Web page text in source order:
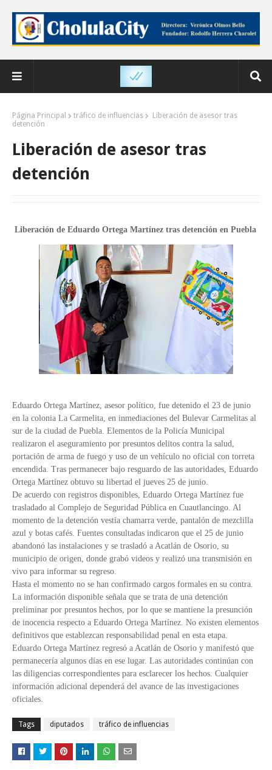
Página Principal tráfico de influencias
Liberación de asesor tras
detención
Liberación de asesor tras
detención
Liberación de Eduardo Ortega Martínez tras detención en Puebla
Eduardo Ortega Martínez, asesor político, fue detenido el 23 de junio
en la colonia La Carmelita, en inmediaciones del Bulevar Carmelitas al
sur de la ciudad de Puebla. Elementos de la Policía Municipal
realizaron el aseguramiento por presuntos delitos contra la salud,
portación de arma de fuego y uso de un vehículo no oficial con torreta
encendida. Tras permanecer bajo resguardo de las autoridades, Eduardo
Ortega Martínez obtuvo su libertad el jueves 25 de junio.
De acuerdo con registros disponibles, Eduardo Ortega Martínez fue
trasladado al Complejo de Seguridad Pública en Cuautlancingo. Al
momento de la detención vestía chamarra verde, pantalón de mezclilla
azul y botas cafés. Fuentes consultadas indicaron que el 25 de junio
abandonó las instalaciones y se trasladó a Acatlán de Osorio, su
municipio de origen, donde grabó videos y realizó una transmisión en
vivo para informar su regreso.
Hasta el momento no se han confirmado cargos formales en su contra.
La información disponible señala que se trata de una detención
preliminar por presuntos hechos, por lo que se mantiene la presunción
de inocencia respecto a Eduardo Ortega Martínez. No existen elementos
definitivos que establezcan responsabilidad penal en esta etapa.
Eduardo Ortega Martínez regresó a Acatlán de Osorio y manifestó que
permanecería algunos días en ese lugar. Las autoridades continúan con
las diligencias correspondientes para esclarecer los hechos. Cualquier
información adicional dependerá del avance de las investigaciones
oficiales.
Tags diputados tráfico de influencias